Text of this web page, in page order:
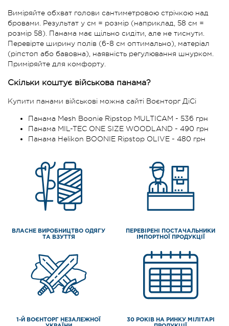
Виміряйте обхват голови сантиметровою стрічкою над
бровами. Результат у см = розмір (наприклад, 58 см =
розмір 58). Панама має щільно сидіти, але не тиснути.
Перевірте ширину полів (6-8 см оптимально), матеріал
(ріпстоп або бавовна), наявність регулювання шнурком.
Приміряйте для комфорту.
Скільки коштує військова панама?
Купити панами військові можна сайті Воєнторг ДіСі
Панама Mesh Boonie Ripstop MULTICAM - 536 грн
Панама MIL-TEC ONE SIZE WOODLAND - 490 грн
Панама Helikon BOONIE Ripstop OLIVE - 480 грн
ВЛАСНЕ ВИРОБНИЦТВО ОДЯГУ
ТА ВЗУТТЯ
ПЕРЕВІРЕНІ ПОСТАЧАЛЬНИКИ
ІМПОРТНОЇ ПРОДУКЦІЇ
1-Й ВОЄНТОРГ НЕЗАЛЕЖНОЇ
30 РОКІВ НА РИНКУ МІЛІТАРІ